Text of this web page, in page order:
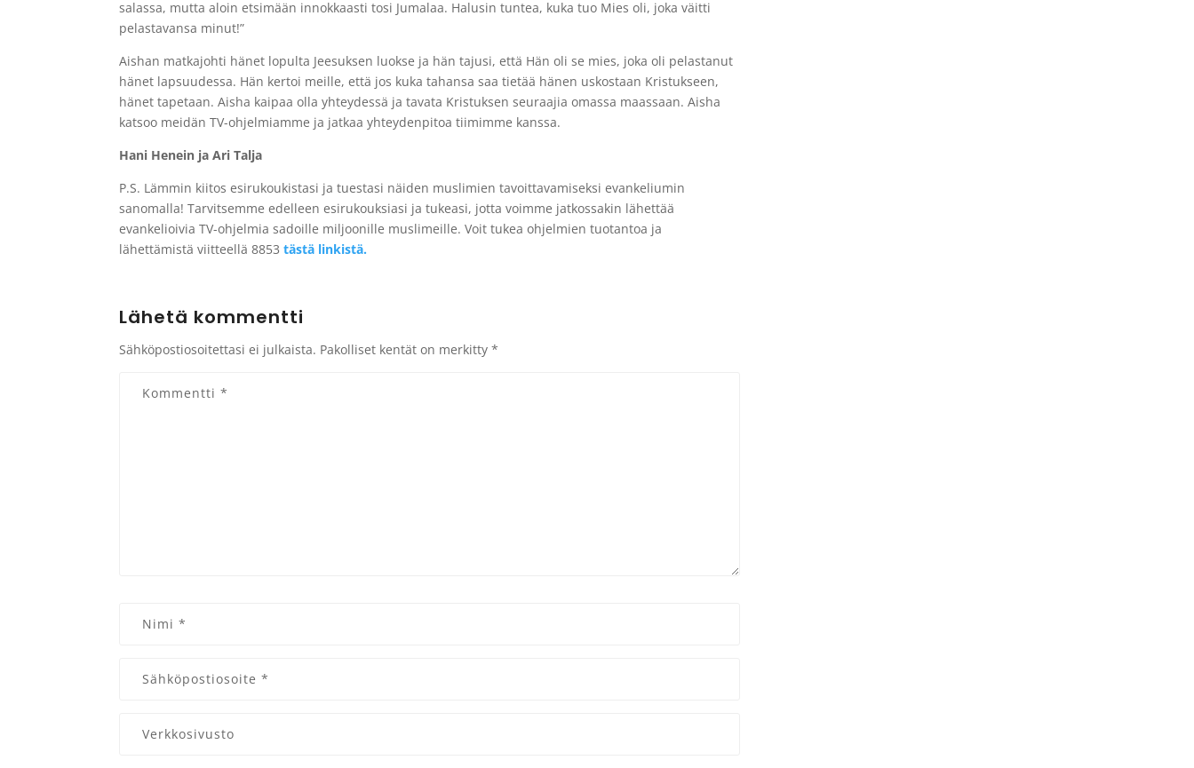
salassa, mutta aloin etsimään innokkaasti tosi Jumalaa. Halusin tuntea, kuka tuo Mies oli, joka väitti
pelastavansa minut!”
Aishan matkajohti hänet lopulta Jeesuksen luokse ja hän tajusi, että Hän oli se mies, joka oli pelastanut
hänet lapsuudessa. Hän kertoi meille, että jos kuka tahansa saa tietää hänen uskostaan Kristukseen,
hänet tapetaan. Aisha kaipaa olla yhteydessä ja tavata Kristuksen seuraajia omassa maassaan. Aisha
katsoo meidän TV-ohjelmiamme ja jatkaa yhteydenpitoa tiimimme kanssa.
Hani Henein ja Ari Talja
P.S. Lämmin kiitos esirukoukistasi ja tuestasi näiden muslimien tavoittavamiseksi evankeliumin
sanomalla! Tarvitsemme edelleen esirukouksiasi ja tukeasi, jotta voimme jatkossakin lähettää
evankelioivia TV-ohjelmia sadoille miljoonille muslimeille. Voit tukea ohjelmien tuotantoa ja
lähettämistä viitteellä 8853tästä linkistä.
Lähetä kommentti
Sähköpostiosoitettasi ei julkaista. Pakolliset kentät on merkitty*